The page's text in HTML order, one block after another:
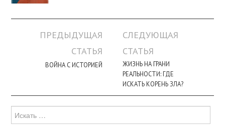
Навигация
записи
ПРЕДЫДУЩАЯ
СТАТЬЯ
ВОЙНА С ИСТОРИЕЙ
СЛЕДУЮЩАЯ
СТАТЬЯ
ЖИЗНЬ НА ГРАНИ
РЕАЛЬНОСТИ: ГДЕ
ИСКАТЬ КОРЕНЬ ЗЛА?
для: